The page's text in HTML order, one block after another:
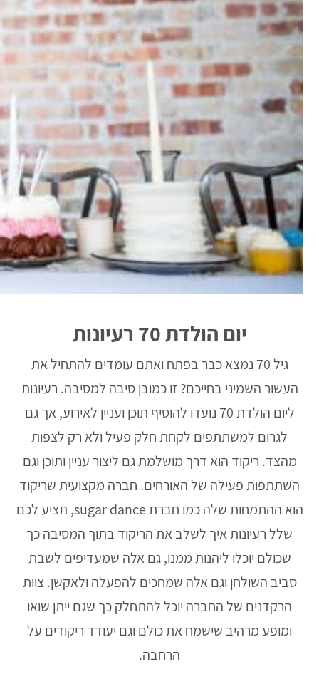
יום הולדת 70 רעיונות
גיל 70 נמצא כבר בפתח ואתם עומדים להתחיל את
העשור השמיני בחייכם? זו כמובן סיבה למסיבה. רעיונות
ליום הולדת 70 נועדו להוסיף תוכן ועניין לאירוע, אך גם
לגרום למשתתפים לקחת חלק פעיל ולא רק לצפות
מהצד. ריקוד הוא דרך מושלמת גם ליצור עניין ותוכן וגם
השתתפות פעילה של האורחים. חברה מקצועית שריקוד
הוא ההתמחות שלה כמו חברת sugar dance, תציע לכם
שלל רעיונות איך לשלב את הריקוד בתוך המסיבה כך
שכולם יוכלו ליהנות ממנו, גם אלה שמעדיפים לשבת
סביב השולחן וגם אלה שמחכים להפעלה ולאקשן. צוות
הרקדנים של החברה יוכל להתחלק כך שגם ייתן שואו
ומופע מרהיב שישמח את כולם וגם יעודד ריקודים על
הרחבה.